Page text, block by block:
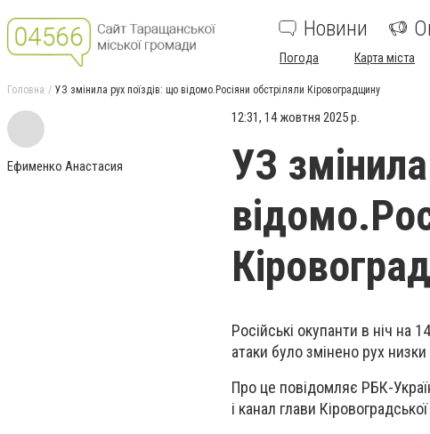
Новини
Погода Карта міста
Головна УЗ змінила рух поїздів: що відомо.Росіяни обстріляли Кіровоградщину
Ефименко Анастасия
12:31, 14 жовтня 2025 р.
УЗ
Російські окупанти в ніч на
атаки було змінено рух низки
Про це повідомляє РБК-
і канал глави